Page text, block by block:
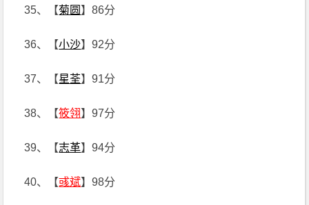
35、【菊圆 】86分
36、【小沙】92分
37、【星荃】91分
38、【筱翎】97分
39、【志革】94分
40、【彧斌】98分